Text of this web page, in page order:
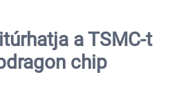
a TSMC-t
chip